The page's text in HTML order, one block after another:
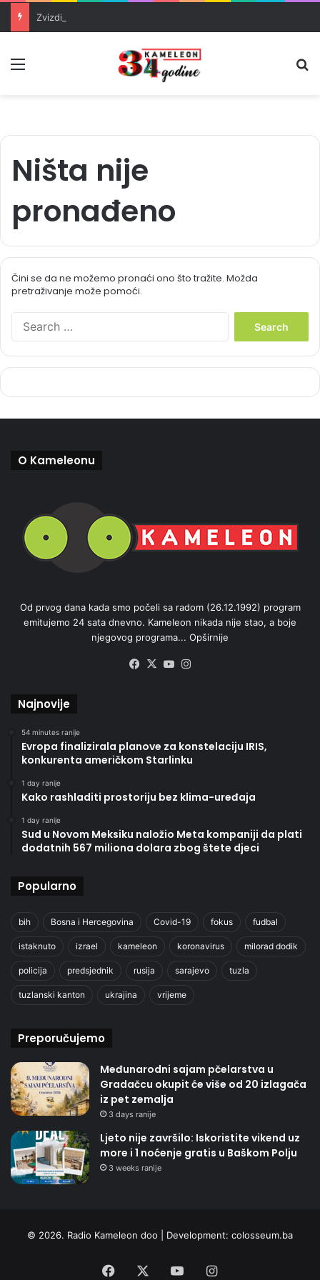
Ništa nije
pronađeno
Čini se da ne možemo pronaći ono što tražite. Možda
pretraživanje može pomoći.
h
O Kameleonu
Od prvog dana kada smo počeli sa radom (26.12.1992) program
emitujemo 24 sata dnevno. Kameleon nikada nije stao, a boje
njegovog programa... Opširnije
Facebook
X YouTube
Najnovije
54 minutes ranije
Evropa finalizirala planove za konstelaciju IRIS,
konkurenta američkom Starlinku
1 day ranije
Kako rashladiti prostoriju bez klima-uređaja
1 day ranije
Sud u Novom Meksiku naložio Meta kompaniji da plati
dodatnih 567 miliona dolara zbog štete djeci
Popularno
bih Bosna i Hercegovina Covid-19 fokus fudbal
istaknuto izrael kameleon koronavirus milorad dodik
policija predsjednik rusija sarajevo tuzla
tuzlanski kanton ukrajina vrijeme
Preporučujemo
Međunarodni sajam pčelarstva u
Gradačcu okupit će više od 20 izlagača
iz pet zemalja
3 days ranije
Ljeto nije završilo: Iskoristite vikend uz
more i 1 noćenje gratis u Baškom Polju
3 weeks ranije
© 2026. Radio Kameleon doo | Development: colosseum.ba
Facebook YouTubeInstagram